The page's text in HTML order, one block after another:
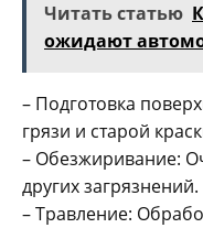
Читать статью
ожидают
– Подготовка
грязи и старой
– Обезжиривание:
других загрязнений.
– Травление: